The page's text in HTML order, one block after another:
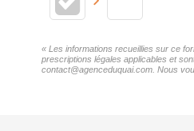
« Les informations recueillies sur ce
prescriptions légales applicables et
contact@agenceduquai.com. Nous